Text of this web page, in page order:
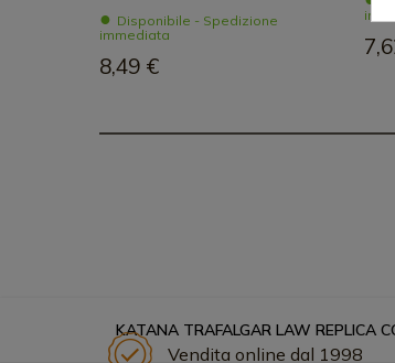
Disponibile - Spedizione
immediata
8,49 €
KATANA TRAFALGAR LAW REPLICA
Vendita online dal 1998